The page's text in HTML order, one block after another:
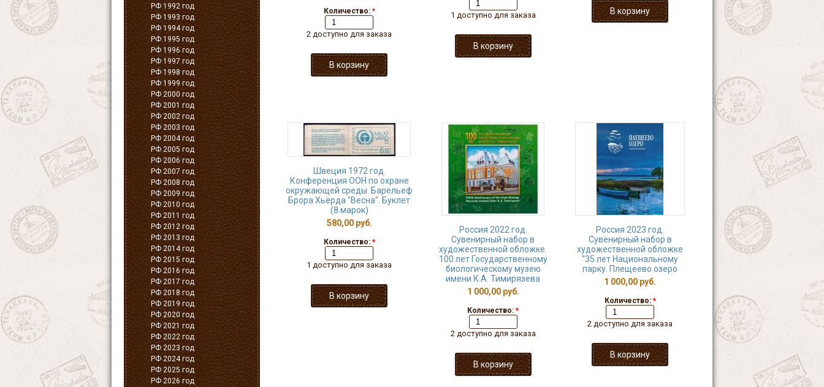
РФ 1992 год
РФ 1993 год
РФ 1994 год
РФ 1995 год
РФ 1996 год
РФ 1997 год
РФ 1998 год
РФ 1999 год
РФ 2000 год
РФ 2001 год
РФ 2002 год
РФ 2003 год
РФ 2004 год
РФ 2005 год
РФ 2006 год
РФ 2007 год
РФ 2008 год
РФ 2009 год
РФ 2010 год
РФ 2011 год
РФ 2012 год
РФ 2013 год
РФ 2014 год
РФ 2015 год
РФ 2016 год
РФ 2017 год
РФ 2018 год
РФ 2019 год
РФ 2020 год
РФ 2021 год
РФ 2022 год
РФ 2023 год
РФ 2024 год
РФ 2025 год
РФ 2026 год
Количество: *
2 доступно для заказа
1 доступно для заказа
Швеция 1972 год.
Конференция ООН по охране
окружающей среды. Барельеф
Брора Хьёрда "Весна". Буклет
(8 марок)
580,00 руб.
Количество: *
1 доступно для заказа
Россия 2022 год.
Сувенирный набор в
художественной обложке.
100 лет Государственному
биологическому музею
имени К.А. Тимирязева
1 000,00 руб.
Количество: *
2 доступно для заказа
Россия 2023 год.
Сувенирный набор в
художественной обложке
"35 лет Национальному
парку. Плещеево озеро
1 000,00 руб.
Количество: *
2 доступно для заказа